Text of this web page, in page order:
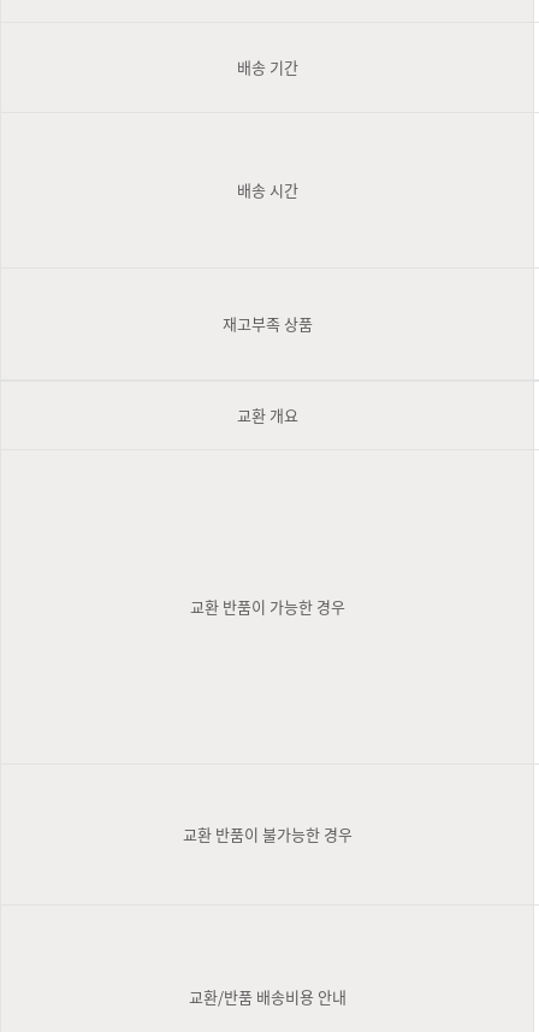
배송 기간
배송 시간
재고부족 상품
교환 개요
교환 반품이 가능한 경우
교환 반품이 불가능한 경우
교환/반품 배송비용 안내